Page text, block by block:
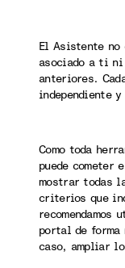
El Asistente no
asociado a ti ni
anteriores.
independiente
Como toda
puede cometer
mostrar todas
criterios que
recomendamos
portal de forma
caso, ampliar